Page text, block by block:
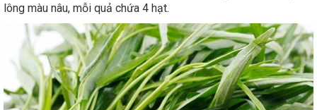
lông màu nâu, mỗi quả chứa 4 hạt.